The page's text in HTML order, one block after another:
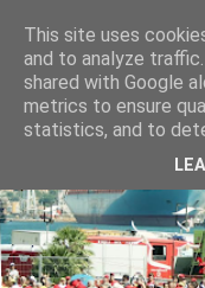
This site uses
and to analyze
shared with Google
metrics to ensure
statistics, and to